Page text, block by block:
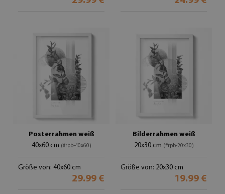
Posterrahmen weiß
40x60 cm (#rpb-40x60)
Größe von: 40x60 cm
29.99 €
Bilderrahmen weiß
20x30 cm (#rpb-20x30)
Größe von: 20x30 cm
19.99 €